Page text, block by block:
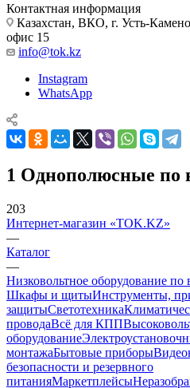
Контактная информация
Казахстан, ВКО, г. Усть-
офис 15
info@tok.kz
Instagram
WhatsApp
1 Однополюсные по
203
Интернет-магазин «TOK.KZ»
—
Каталог
—
Низковольтное оборудование
Шкафы и щитыИнструменты,
защитыСветотехника
проводаВсё для КПП
оборудование
монтажаБытовые приборы
безопасности и резервного
питанияМаркетплейсы